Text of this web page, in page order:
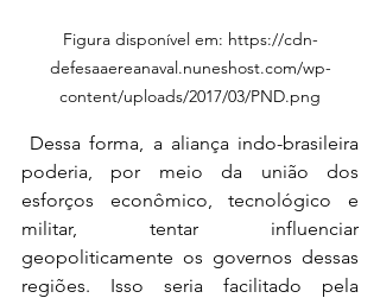
Figura disponível em: https://cdn-
defesaaereanaval.nuneshost.com/wp-
content/uploads/2017/03/PND.png
poderia, por meio da união dos
esforços econômico, tecnológico e
militar, tentar influenciar
geopoliticamente os governos dessas
regiões. Isso seria facilitado pela